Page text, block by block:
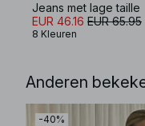
Jeans met lage taille
EUR 46.16 EUR 65.95
8 Kleuren
Anderen
-40%